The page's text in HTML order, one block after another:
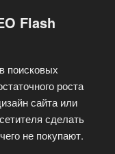
Flash
поисковых
роста
сайта или
сделать
не покупают.